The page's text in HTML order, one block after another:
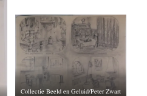
Collectie Beeld en Geluid/Peter Zwart